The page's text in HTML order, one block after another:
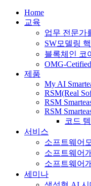
Home
교육
업무 전문가
SW모델링
블록체인 코
OMG-
제품
My AI
RSM(Real
RSM
RSM
코드
서비스
소프트웨어
소프트웨어
소프트웨어
세미나